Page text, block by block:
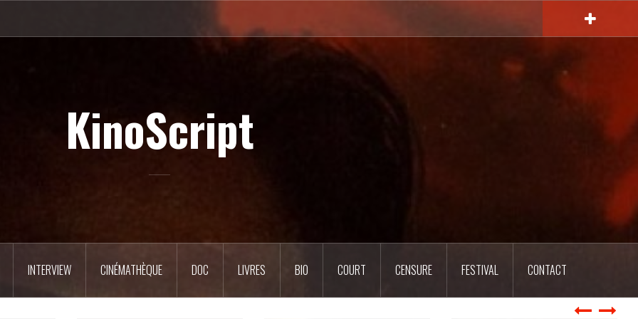
KinoScript
INTERVIEW CINÉMATHÈQUE DOC LIVRES BIO COURT CENSURE FESTIVAL CONTACT